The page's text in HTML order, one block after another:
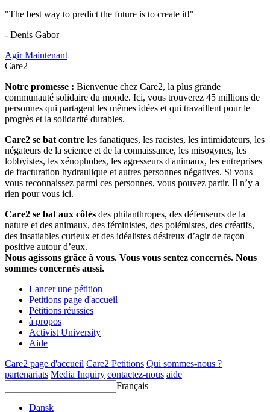
"The best way to predict the future is to create it!"
- Denis Gabor
Agir Maintenant
Care2
Notre promesse : Bienvenue chez Care2, la plus grande
communauté solidaire du monde. Ici, vous trouverez 45 millions de
personnes qui partagent les mêmes idées et qui travaillent pour le
progrès et la solidarité durables.
Care2 se bat contre les fanatiques, les racistes, les intimidateurs, les
négateurs de la science et de la connaissance, les misogynes, les
lobbyistes, les xénophobes, les agresseurs d'animaux, les entreprises
de fracturation hydraulique et autres personnes négatives. Si vous
vous reconnaissez parmi ces personnes, vous pouvez partir. Il n’y a
rien pour vous ici.
Care2 se bat aux côtés des philanthropes, des défenseurs de la
nature et des animaux, des féministes, des polémistes, des créatifs,
des insatiables curieux et des idéalistes désireux d’agir de façon
positive autour d’eux.
Nous agissons grâce à vous. Vous vous sentez concernés. Nous
sommes concernés aussi.
Lancer une pétition
Petitions page d'accueil
Pétitions réussies
à propos
Activist University
Aide
Care2 page d'accueil Care2 Petitions Qui sommes-nous ?
partenariats Media Inquiry contactez-nous aide
Français
Dansk